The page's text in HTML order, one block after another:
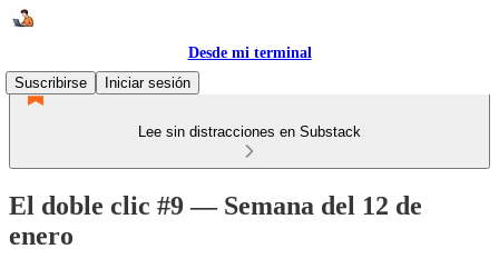
Desde mi terminal
Suscribirse
Iniciar sesión
Lee sin distracciones en Substack
El doble clic #9 — Semana del 12 de
enero